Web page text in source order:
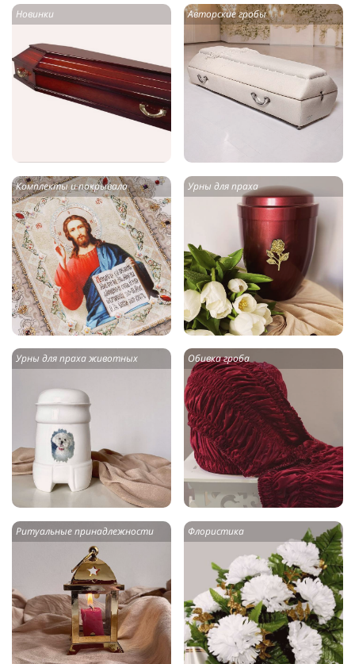
Новинки Авторские гробы
Комплекты и покрывала Урны для праха
Урны для праха животных Обивка гроба
Ритуальные принадлежности Флористика